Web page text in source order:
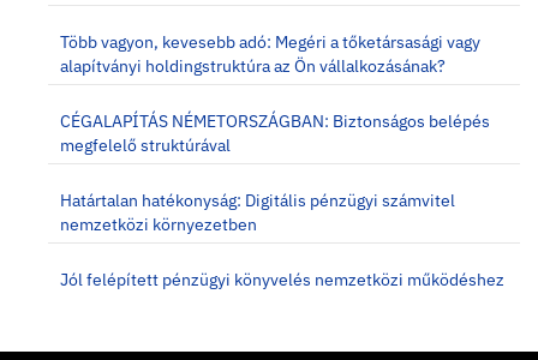
Több vagyon, kevesebb adó: Megéri a tőketársasági vagy
alapítványi holdingstruktúra az Ön vállalkozásának?
CÉGALAPÍTÁS NÉMETORSZÁGBAN: Biztonságos belépés
megfelelő struktúrával
Határtalan hatékonyság: Digitális pénzügyi számvitel
nemzetközi környezetben
Jól felépített pénzügyi könyvelés nemzetközi működéshez